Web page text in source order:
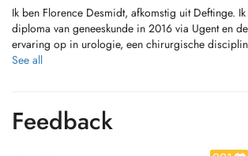
Ik ben Florence Desmidt, afkomstig uit Deftinge.
diploma van geneeskunde in 2016 via Ugent en
ervaring op in urologie, een chirurgische
te starten met huisartsgeneeskunde. Dit voltooide
half jaar fulltime in een dermatologische praktijk in
tal jaren neem ik deel aan talrijke webinars,
See all
Feedback